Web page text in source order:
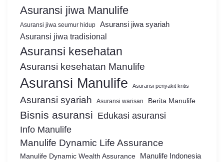
Asuransi jiwa Manulife
Asuransi jiwa seumur hidup Asuransi jiwa syariah
Asuransi jiwa tradisional
Asuransi kesehatan
Asuransi kesehatan Manulife
Asuransi Manulife Asuransi penyakit kritis
Asuransi syariah Asuransi warisan Berita Manulife
Bisnis asuransi Edukasi asuransi
Info Manulife
Manulife Dynamic Life Assurance
Manulife Dynamic Wealth Assurance Manulife Indonesia